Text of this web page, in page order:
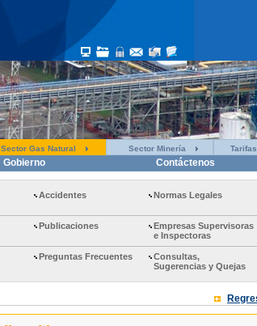
Sector Gas Natural Sector Minería Tarifas
Gobierno Contáctenos
Accidentes Normas Legales
Publicaciones
Empresas Supervisoras
e Inspectoras
Preguntas Frecuentes
Consultas,
Sugerencias y Quejas